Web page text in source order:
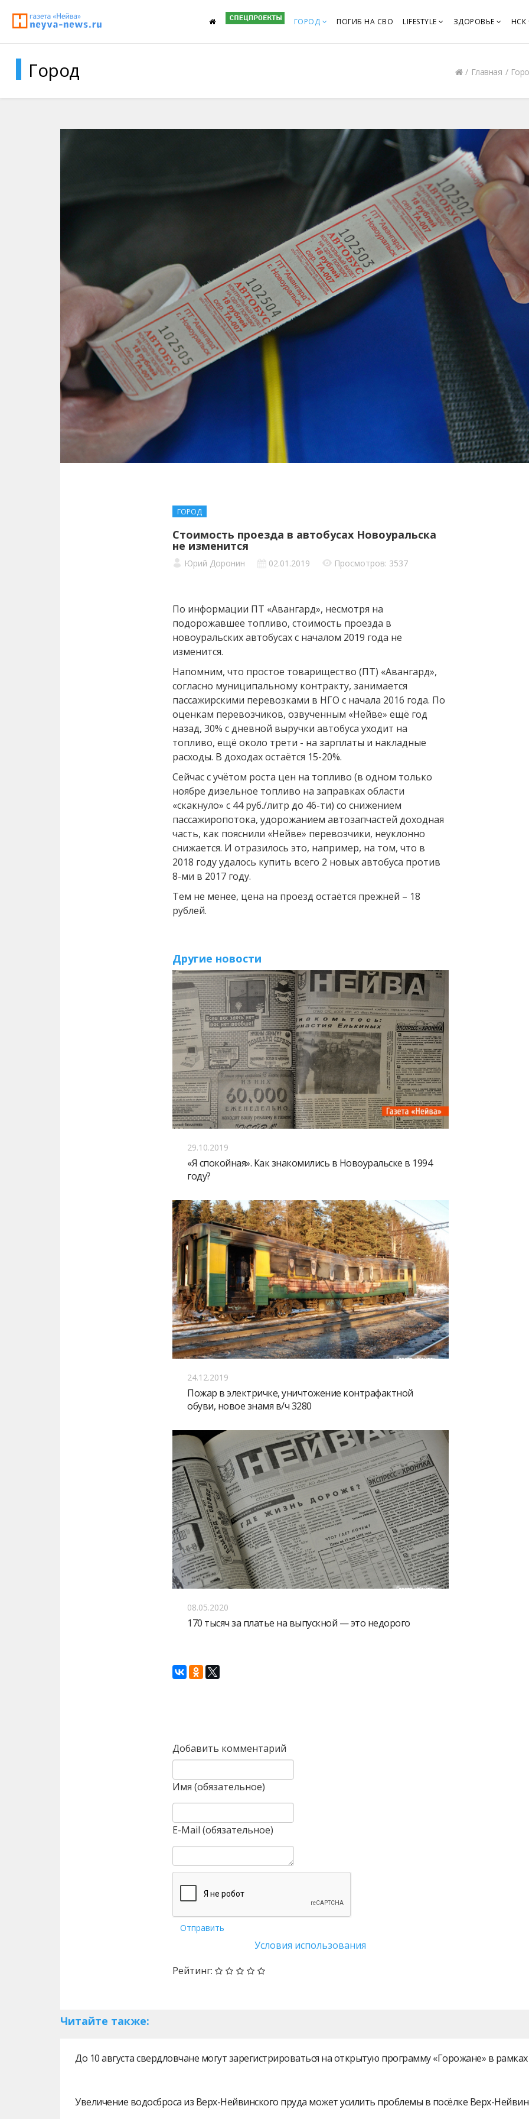
ГОРОД ПОГИБ НА СВО LIFESTYLE ЗДОРОВЬЕ НСК
Город Главная
ГОРОД
Стоимость проезда в автобусах Новоуральска
не изменится
Юрий Доронин 02.01.2019 Просмотров: 3537
По информации ПТ «Авангард», несмотря на
подорожавшее топливо, стоимость проезда в
новоуральских автобусах с началом 2019 года не
изменится.
Напомним, что простое товарищество (ПТ) «Авангард»,
согласно муниципальному контракту, занимается
пассажирскими перевозками в НГО с начала 2016 года. По
оценкам перевозчиков, озвученным «Нейве» ещё год
назад, 30% с дневной выручки автобуса уходит на
топливо, ещё около трети - на зарплаты и накладные
расходы. В доходах остаётся 15-20%.
Сейчас с учётом роста цен на топливо (в одном только
ноябре дизельное топливо на заправках области
«скакнуло» с 44 руб./литр до 46-ти) со снижением
пассажиропотока, удорожанием автозапчастей доходная
часть, как пояснили «Нейве» перевозчики, неуклонно
снижается. И отразилось это, например, на том, что в
2018 году удалось купить всего 2 новых автобуса против
8-ми в 2017 году.
Тем не менее, цена на проезд остаётся прежней – 18
рублей.
Другие новости
29.10.2019
«Я спокойная». Как знакомились в Новоуральске в 1994
году?
24.12.2019
Пожар в электричке, уничтожение контрафактной
обуви, новое знамя в/ч 3280
08.05.2020
170 тысяч за платье на выпускной — это недорого
Добавить комментарий
Имя (обязательное)
E-Mail (обязательное)
Отправить
Условия использования
Рейтинг:
Читайте также:
До 10 августа свердловчане могут зарегистрироваться на открытую программу «Горожане» в
Увеличение водосброса из Верх-Нейвинского пруда может усилить проблемы в посёлке Верх-